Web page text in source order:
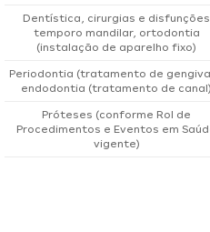
Dentística, cirurgias e disfunções
temporo mandilar, ortodontia
(instalação de aparelho fixo)
Periodontia (tratamento de
endodontia (tratamento de canal)
Próteses (conforme Rol de
Procedimentos e Eventos em
vigente)